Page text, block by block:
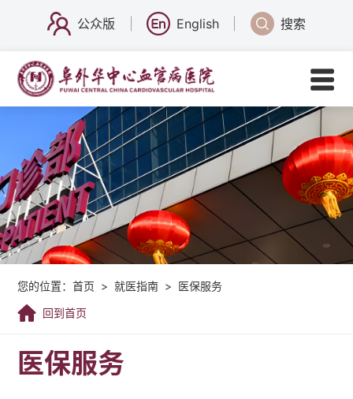
公众版 English 搜索
您的位置：首页 > 就医指南 > 医保服务
回到首页
医保服务